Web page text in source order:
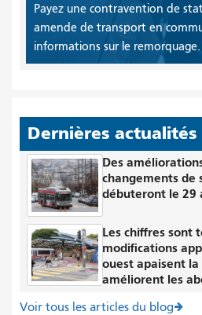
Payez une contravention de
amende de transport en
informations sur le remorquage.
Dernières
Des
changements de
débuteront le 29
Les chiffres sont
modifications
ouest apaisent
améliorent les
Voir tous les articles du blog